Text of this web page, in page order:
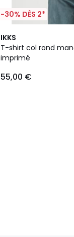
-30% DÈS 2*
IKKS
T-shirt col rond
imprimé
55,00 €